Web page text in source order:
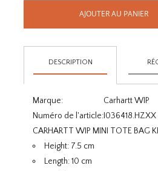
AJOUTER AU PANIER
DESCRIPTION
Marque:
Carhartt WIP
Numéro de l'article: I036418.HZXX
CARHARTT WIP MINI TOTE BAG
Height: 7.5 cm
Length: 10 cm